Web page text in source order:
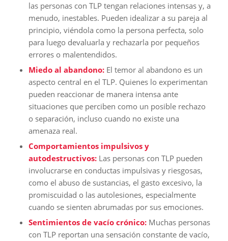
las personas con TLP tengan relaciones intensas y, a
menudo, inestables. Pueden idealizar a su pareja al
principio, viéndola como la persona perfecta, solo
para luego devaluarla y rechazarla por pequeños
errores o malentendidos.
Miedo al abandono: El temor al abandono es un
aspecto central en el TLP. Quienes lo experimentan
pueden reaccionar de manera intensa ante
situaciones que perciben como un posible rechazo
o separación, incluso cuando no existe una
amenaza real.
Comportamientos impulsivos y
autodestructivos: Las personas con TLP pueden
involucrarse en conductas impulsivas y riesgosas,
como el abuso de sustancias, el gasto excesivo, la
promiscuidad o las autolesiones, especialmente
cuando se sienten abrumadas por sus emociones.
Sentimientos de vacío crónico: Muchas personas
con TLP reportan una sensación constante de vacío,